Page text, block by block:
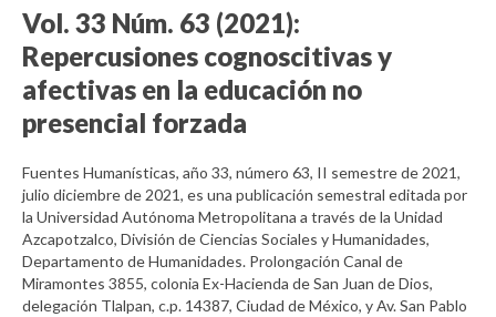
Vol. 33 Núm. 63 (2021):
Repercusiones cognoscitivas y
afectivas en la educación no
presencial forzada
Fuentes Humanísticas, año 33, número 63, II semestre de 2021,
julio diciembre de 2021, es una publicación semestral editada por
la Universidad Autónoma Metropolitana a través de la Unidad
Azcapotzalco, División de Ciencias Sociales y Humanidades,
Departamento de Humanidades. Prolongación Canal de
Miramontes 3855, colonia Ex-Hacienda de San Juan de Dios,
delegación Tlalpan, c.p. 14387, Ciudad de México, y Av. San Pablo